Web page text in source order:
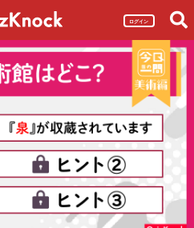
ログイン